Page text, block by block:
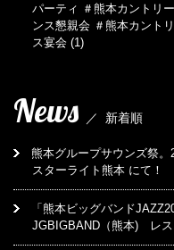
パーティ ＃熊本カントリ
ンス懇親会 ＃熊本カント
ス宴会 (1)
News ／ 新着順
熊本グループサウンズ祭
スターライト熊本 にて！
「熊本ビッグバンド
JGBIGBAND（熊本) レ